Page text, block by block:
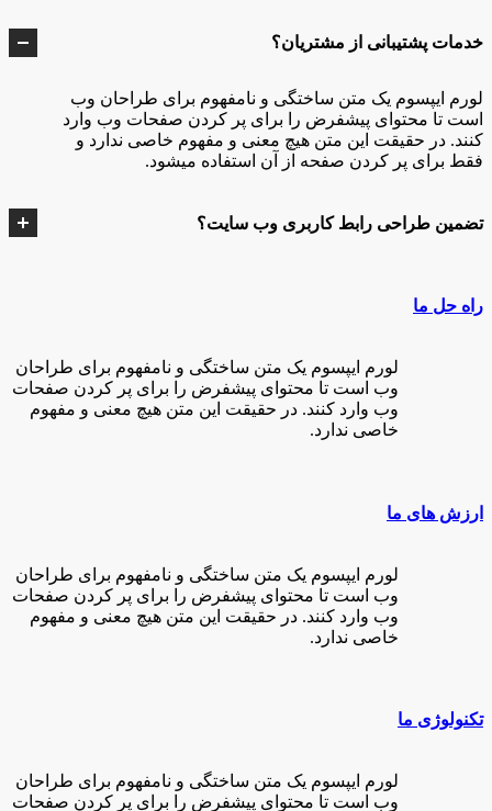
خدمات پشتیبانی از مشتریان؟
لورم ایپسوم یک متن ساختگی و نامفهوم برای طراحان وب
است تا محتوای پیشفرض را برای پر کردن صفحات وب وارد
کنند. در حقیقت این متن هیچ معنی و مفهوم خاصی ندارد و
فقط برای پر کردن صفحه از آن استفاده میشود.
تضمین طراحی رابط کاربری وب سایت؟
راه حل ما
لورم ایپسوم یک متن ساختگی و نامفهوم برای طراحان
وب است تا محتوای پیشفرض را برای پر کردن صفحات
وب وارد کنند. در حقیقت این متن هیچ معنی و مفهوم
خاصی ندارد.
ارزش های ما
لورم ایپسوم یک متن ساختگی و نامفهوم برای طراحان
وب است تا محتوای پیشفرض را برای پر کردن صفحات
وب وارد کنند. در حقیقت این متن هیچ معنی و مفهوم
خاصی ندارد.
تکنولوژی ما
لورم ایپسوم یک متن ساختگی و نامفهوم برای طراحان
وب است تا محتوای پیشفرض را برای پر کردن صفحات